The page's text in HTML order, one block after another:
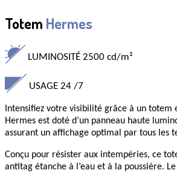
Totem Hermes
LUMINOSITÉ 2500 cd/m²
USAGE 24 /7
Intensifiez votre visibilité grâce à un totem
Hermes est doté d’un panneau haute
assurant un affichage optimal par tous les
Conçu pour résister aux intempéries, ce
antitag étanche à l’eau et à la poussière.